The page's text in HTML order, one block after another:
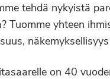
tehdä nykyistä
Tuomme yhteen
on 40